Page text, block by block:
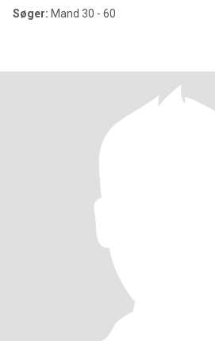
Søger: Mand 30 - 60